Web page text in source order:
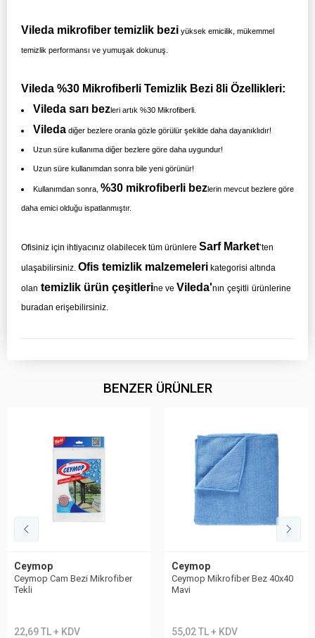
Vileda mikrofiber temizlik bezi yüksek emicilik, mükemmel
temizlik performansı ve yumuşak dokunuş.
Vileda %30 Mikrofiberli Temizlik Bezi 8li Özellikleri:
Vileda sarı bezleri artık %30 Mikrofiberli.
Vileda diğer bezlere oranla gözle görülür şekilde daha dayanıklıdır!
Uzun süre kullanıma diğer bezlere göre daha uygundur!
Uzun süre kullanımdan sonra bile yeni görünür!
Kullanımdan sonra, %30 mikrofiberli bezlerin mevcut bezlere göre
daha emici olduğu ispatlanmıştır.
Ofisiniz için ihtiyacınız olabilecek tüm ürünlere Sarf Market’ten
ulaşabilirsiniz. Ofis temizlik malzemeleri kategorisi altında
olan temizlik ürün çeşitlerine ve Vileda'nın çeşitli ürünlerine
buradan erişebilirsiniz.
BENZER ÜRÜNLER
Ceymop
Ceymop Cam Bezi Mikrofiber
Tekli
22,69 TL + KDV
Ceymop
Ceymop Mikrofiber Bez 40x40
Mavi
55,02 TL + KDV